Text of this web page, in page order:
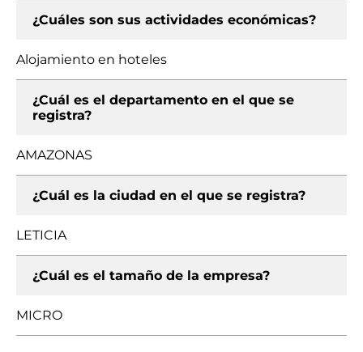
¿Cuáles son sus actividades económicas?
Alojamiento en hoteles
¿Cuál es el departamento en el que se
registra?
AMAZONAS
¿Cuál es la ciudad en el que se registra?
LETICIA
¿Cuál es el tamaño de la empresa?
MICRO